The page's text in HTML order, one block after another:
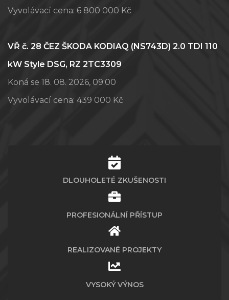
Vyvolávací cena: 6 800 000 Kč
VŘ č. 28 ČEZ ŠKODA KODIAQ (NS743D) 2.0 TDI 110
kW Style DSG, RZ 2TC3309
Koná se 18. 08. 2026, 09:00
Vyvolávací cena: 439 000 Kč
DLOUHOLETÉ ZKUŠENOSTI
PROFESIONÁLNÍ PŘÍSTUP
REALIZOVANÉ PROJEKTY
VYSOKÝ VÝNOS